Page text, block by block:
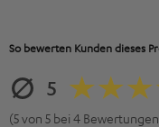
So bewerten Kunden dieses
5
(5 von 5 bei 4